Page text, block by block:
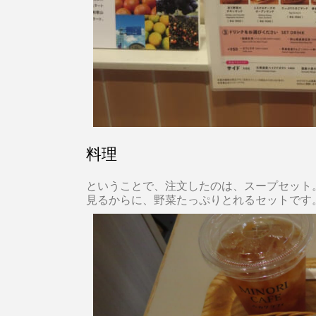
料理
ということで、注文したのは、スープセット
見るからに、野菜たっぷりとれるセットです